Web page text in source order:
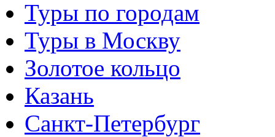
Туры по городам
Туры в Москву
Золотое кольцо
Казань
Санкт-Петербург